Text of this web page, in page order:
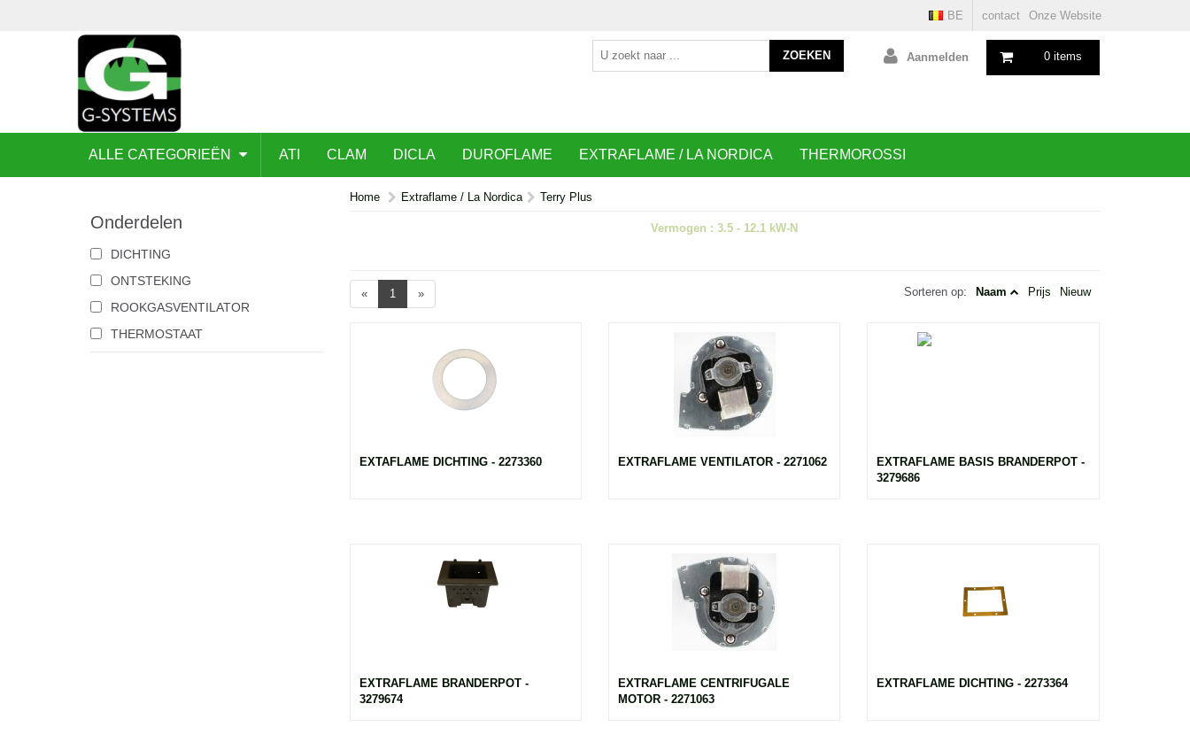
contact Onze Website
BE
0 items
Aanmelden
ZOEKEN
ALLE CATEGORIEËN ATI CLAM DICLA DUROFLAME EXTRAFLAME / LA NORDICA THERMOROSSI
Onderdelen
DICHTING
ONTSTEKING
ROOKGASVENTILATOR
THERMOSTAAT
Home Extraflame / La Nordica Terry Plus
Vermogen : 3.5 - 12.1 kW-N
« 1 » Sorteren op: Naam Prijs Nieuw
EXTAFLAME DICHTING - 2273360 EXTRAFLAME VENTILATOR - 2271062
EXTRAFLAME BASIS BRANDERPOT -
3279686
EXTRAFLAME BRANDERPOT -
3279674
EXTRAFLAME CENTRIFUGALE
MOTOR - 2271063
EXTRAFLAME DICHTING - 2273364